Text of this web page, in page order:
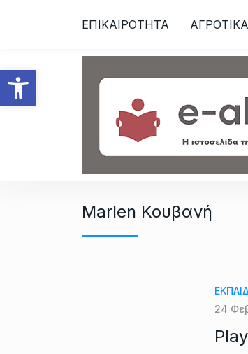
Ανοίξτε τη γραμμή
ΕΠΙΚΑΙΡΟΤΗΤΑ ΑΓΡΟΤΙΚΑ
Marlen Κουβανή
24